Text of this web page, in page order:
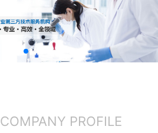
COMPANY PROFILE